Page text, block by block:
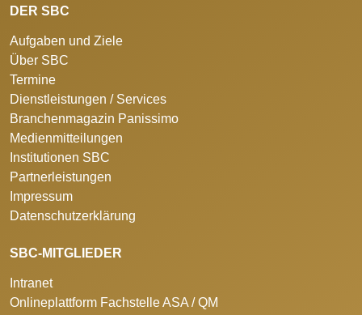
DER SBC
Aufgaben und Ziele
Über SBC
Termine
Dienstleistungen / Services
Branchenmagazin Panissimo
Medienmitteilungen
Institutionen SBC
Partnerleistungen
Impressum
Datenschutzerklärung
SBC-MITGLIEDER
Intranet
Onlineplattform Fachstelle ASA / QM